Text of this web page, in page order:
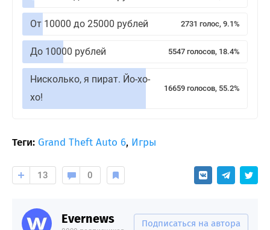
От 10000 до 25000 рублей 2731 голос, 9.1%
До 10000 рублей 5547 голосов, 18.4%
Нисколько, я пират. Йо-хо-
хо!
16659 голосов, 55.2%
Теги: Grand Theft Auto 6, Игры
13 0
Evernews Подписаться на автора